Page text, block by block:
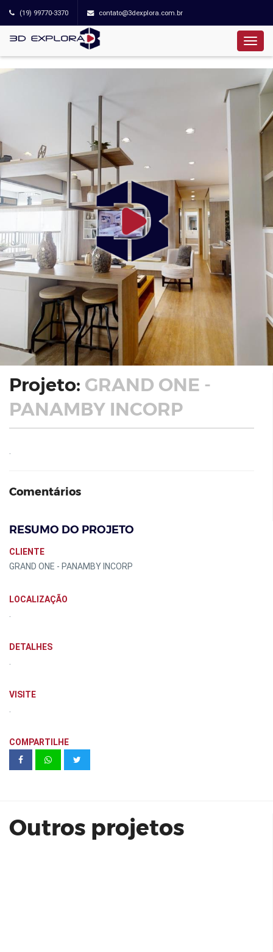
(19) 99770-3370 contato@3dexplora.com.br
Projeto: GRAND ONE -
PANAMBY INCORP
Comentários
RESUMO DO PROJETO
CLIENTE
GRAND ONE - PANAMBY INCORP
LOCALIZAÇÃO
DETALHES
VISITE
COMPARTILHE
Outros projetos
Kz Panamby Final 6 - 3º Pavimento |